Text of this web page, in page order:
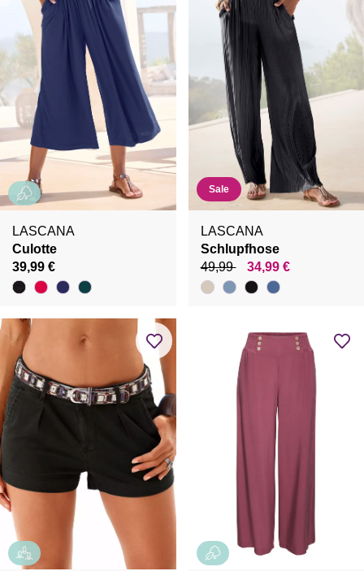
LASCANA
Culotte
39,99 €
Sale
LASCANA
Schlupfhose
49,99
34,99 €